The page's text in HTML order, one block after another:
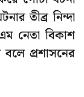
তীব্র নিন্দা
নেতা বিকাশ
বলে প্রশাসনের